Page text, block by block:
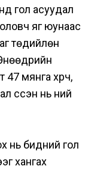
гол асуудал
яг юунаас
төдийлөн
47 мянга хүрч,
нь үүний
нь бидний гол
хангах